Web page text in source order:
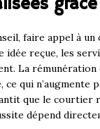
faire appel à
idée reçue, les
La
ce qui
que le courtier
dépend